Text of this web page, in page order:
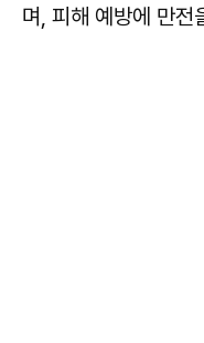
며, 피해 예방에 만전